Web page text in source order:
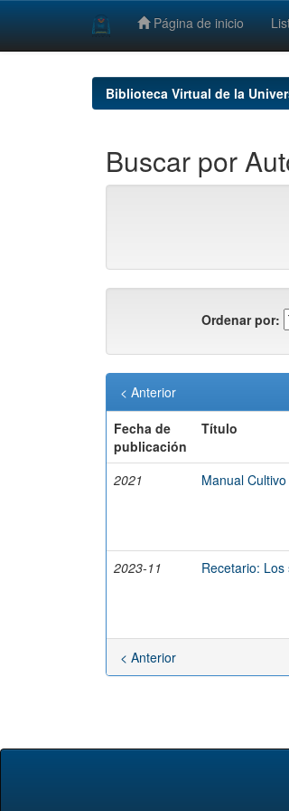
Página de inicio
Biblioteca Virtual de la
Buscar por
Ordenar por:
< Anterior
Fecha de
publicación
Título
2021 Manual
2023-11
Recetario:
< Anterior